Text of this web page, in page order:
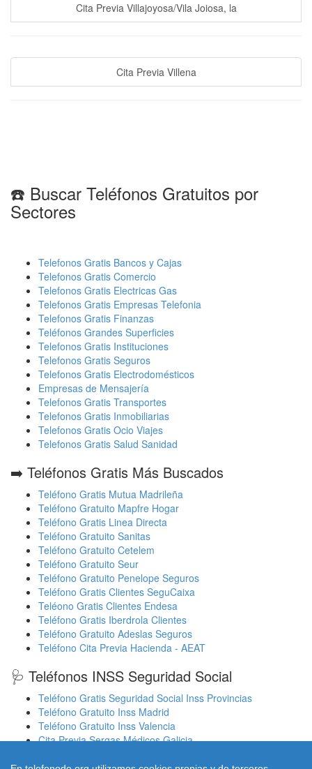
Cita Previa Villajoyosa/Vila Joiosa, la
Cita Previa Villena
☎️ Buscar Teléfonos Gratuitos por
Sectores
Telefonos Gratis Bancos y Cajas
Telefonos Gratis Comercio
Telefonos Gratis Electricas Gas
Telefonos Gratis Empresas Telefonia
Telefonos Gratis Finanzas
Teléfonos Grandes Superficies
Telefonos Gratis Instituciones
Telefonos Gratis Seguros
Telefonos Gratis Electrodomésticos
Empresas de Mensajería
Telefonos Gratis Transportes
Telefonos Gratis Inmobiliarias
Telefonos Gratis Ocio Viajes
Telefonos Gratis Salud Sanidad
➡️ Teléfonos Gratis Más Buscados
Teléfono Gratis Mutua Madrileña
Teléfono Gratuito Mapfre Hogar
Teléfono Gratis Linea Directa
Teléfono Gratuito Sanitas
Teléfono Gratuito Cetelem
Teléfono Gratuito Seur
Teléfono Gratuito Penelope Seguros
Teléfono Gratis Clientes SeguCaixa
Teléono Gratis Clientes Endesa
Teléfono Gratis Iberdrola Clientes
Teléfono Gratuito Adeslas Seguros
Teléfono Cita Previa Hacienda - AEAT
🩺 Teléfonos INSS Seguridad Social
Teléfono Gratis Seguridad Social Inss Provincias
Teléfono Gratuito Inss Madrid
Teléfono Gratuito Inss Valencia
Cita Previa Sergas Médicos Galicia